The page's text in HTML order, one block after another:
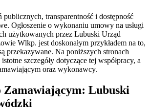
transparentność i dostępność
Ogłoszenie o wykonaniu umowy na usługi
użytkowanych przez Lubuski Urząd
Wlkp. jest doskonałym przykładem na to,
przekazywane. Na poniższych stronach
szczegóły dotyczące tej współpracy, a
oraz wykonawcy.
Zamawiającym: Lubuski